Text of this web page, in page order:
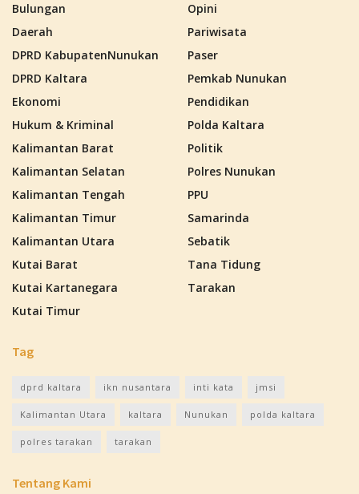
Bulungan
Daerah
DPRD KabupatenNunukan
DPRD Kaltara
Ekonomi
Hukum & Kriminal
Kalimantan Barat
Kalimantan Selatan
Kalimantan Tengah
Kalimantan Timur
Kalimantan Utara
Kutai Barat
Kutai Kartanegara
Kutai Timur
Opini
Pariwisata
Paser
Pemkab Nunukan
Pendidikan
Polda Kaltara
Politik
Polres Nunukan
PPU
Samarinda
Sebatik
Tana Tidung
Tarakan
Tag
dprd kaltara ikn nusantara inti kata jmsi
Kalimantan Utara kaltara Nunukan polda kaltara
polres tarakan tarakan
Tentang Kami